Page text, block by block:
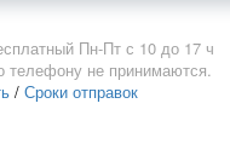
Пн-Пт с 10 до 17 ч
телефону не принимаются.
/ Сроки отправок